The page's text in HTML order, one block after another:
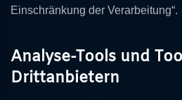
Einschränkung der Verarbeitung“.
Analyse-Tools und
Drittanbietern